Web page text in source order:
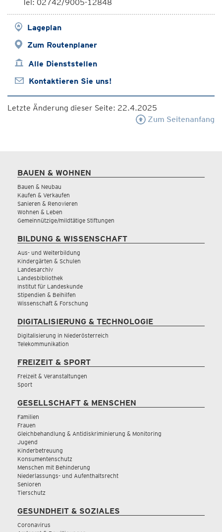
Tel: 02742/9005-12848
Lageplan
Zum Routenplaner
Alle Dienststellen
Kontaktieren Sie uns!
Letzte Änderung dieser Seite: 22.4.2025
Zum Seitenanfang
BAUEN & WOHNEN
Bauen & Neubau
Kaufen & Verkaufen
Sanieren & Renovieren
Wohnen & Leben
Gemeinnützige/mildtätige Stiftungen
BILDUNG & WISSENSCHAFT
Aus- und Weiterbildung
Kindergärten & Schulen
Landesarchiv
Landesbibliothek
Institut für Landeskunde
Stipendien & Beihilfen
Wissenschaft & Forschung
DIGITALISIERUNG & TECHNOLOGIE
Digitalisierung in Niederösterreich
Telekommunikation
FREIZEIT & SPORT
Freizeit & Veranstaltungen
Sport
GESELLSCHAFT & MENSCHEN
Familien
Frauen
Gleichbehandlung & Antidiskriminierung & Monitoring
Jugend
Kinderbetreuung
Konsumentenschutz
Menschen mit Behinderung
Niederlassungs- und Aufenthaltsrecht
Senioren
Tierschutz
GESUNDHEIT & SOZIALES
Coronavirus